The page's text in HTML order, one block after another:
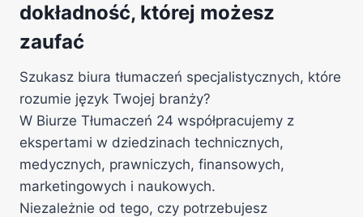
dokładność, której możesz
zaufać
Szukasz biura tłumaczeń specjalistycznych, które
rozumie język Twojej branży?
W Biurze Tłumaczeń 24 współpracujemy z
ekspertami w dziedzinach technicznych,
medycznych, prawniczych, finansowych,
marketingowych i naukowych.
Niezależnie od tego, czy potrzebujesz